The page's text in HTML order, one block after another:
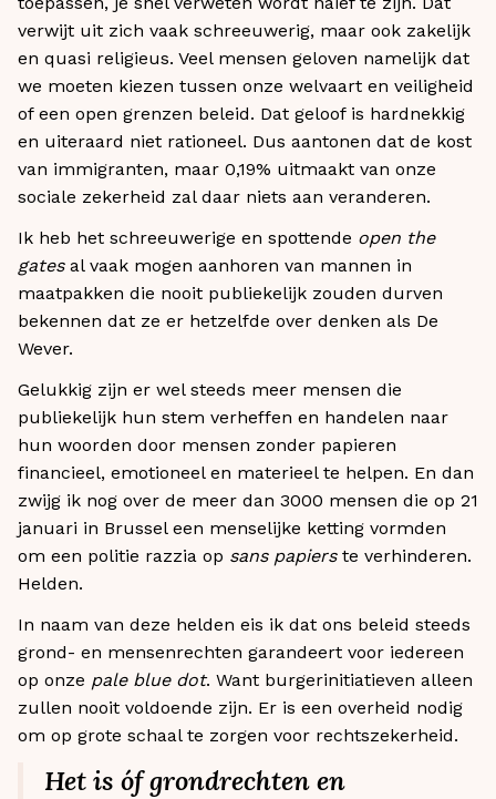
verwijt uit zich vaak schreeuwerig, maar ook zakelijk
en quasi religieus. Veel mensen geloven namelijk dat
we moeten kiezen tussen onze welvaart en veiligheid
of een open grenzen beleid. Dat geloof is hardnekkig
en uiteraard niet rationeel. Dus aantonen dat de kost
van immigranten, maar 0,19% uitmaakt van onze
sociale zekerheid zal daar niets aan veranderen.
Ik heb het schreeuwerige en spottende open the
gatesal vaak mogen aanhoren van mannen in
maatpakken die nooit publiekelijk zouden durven
bekennen dat ze er hetzelfde over denken als De
Wever.
Gelukkig zijn er wel steeds meer mensen die
publiekelijk hun stem verheffen en handelen naar
hun woorden door mensen zonder papieren
financieel, emotioneel en materieel te helpen. En dan
zwijg ik nog over de meer dan 3000 mensen die op 21
januari in Brussel een menselijke ketting vormden
om een politie razzia op sans papierste verhinderen.
Helden.
In naam van deze helden eis ik dat ons beleid steeds
grond- en mensenrechten garandeert voor iedereen
op onze pale blue dot. Want burgerinitiatieven alleen
zullen nooit voldoende zijn. Er is een overheid nodig
om op grote schaal te zorgen voor rechtszekerheid.
Het is óf grondrechten en